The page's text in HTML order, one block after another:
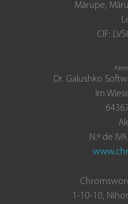
Mārupe,
CIF:
Dr. Galushko
Im
N.º de
1-10-10,